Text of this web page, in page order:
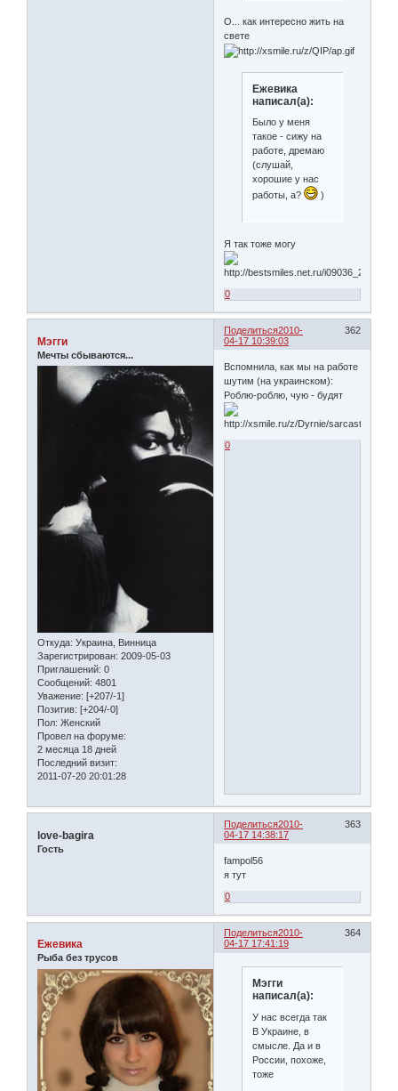
О... как интересно жить на
свете
Ежевика
написал(а):
Было у меня
такое - сижу на
работе, дремаю
(слушай,
хорошие у нас
работы, а?
)
Я так тоже могу
0
Поделиться 362
2010-
04-17 10:39:03
Мэгги
Мечты сбываются...
Откуда: Украина, Винница
Зарегистрирован: 2009-05-03
Приглашений: 0
Сообщений: 4801
Уважение: [+207/-1]
Позитив: [+204/-0]
Пол: Женский
Провел на форуме:
2 месяца 18 дней
Последний визит:
2011-07-20 20:01:28
Вспомнила, как мы на работе
шутим (на украинском):
Роблю-роблю, чую - будят
0
Поделиться 363
2010-
04-17 14:38:17
love-bagira
Гость
fampol56
я тут
0
Поделиться 364
2010-
04-17 17:41:19
Ежевика
Рыба без трусов
Мэгги
написал(а):
У нас всегда так
В Украине, в
смысле. Да и в
России, похоже,
тоже